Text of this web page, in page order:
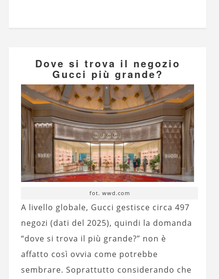
Dove si trova il negozio
Gucci più grande?
fot. wwd.com
A livello globale, Gucci gestisce circa 497
negozi (dati del 2025), quindi la domanda
“dove si trova il più grande?” non è
affatto così ovvia come potrebbe
sembrare. Soprattutto considerando che